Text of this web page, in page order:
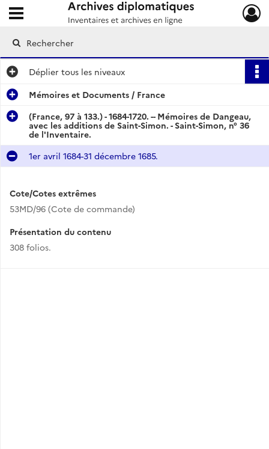
Archives diplomatiques
Ouvrir le menu déroulant
Déplier tous les niveaux
Mémoires et Documents / France
(France, 97 à 133.) - 1684-1720. -- Mémoires de Dangeau,
avec les additions de Saint-Simon. - Saint-Simon, n° 36
de l'Inventaire.
1er avril 1684-31 décembre 1685.
Cote/Cotes extrêmes
53MD/96 (Cote de commande)
Présentation du contenu
308 folios.